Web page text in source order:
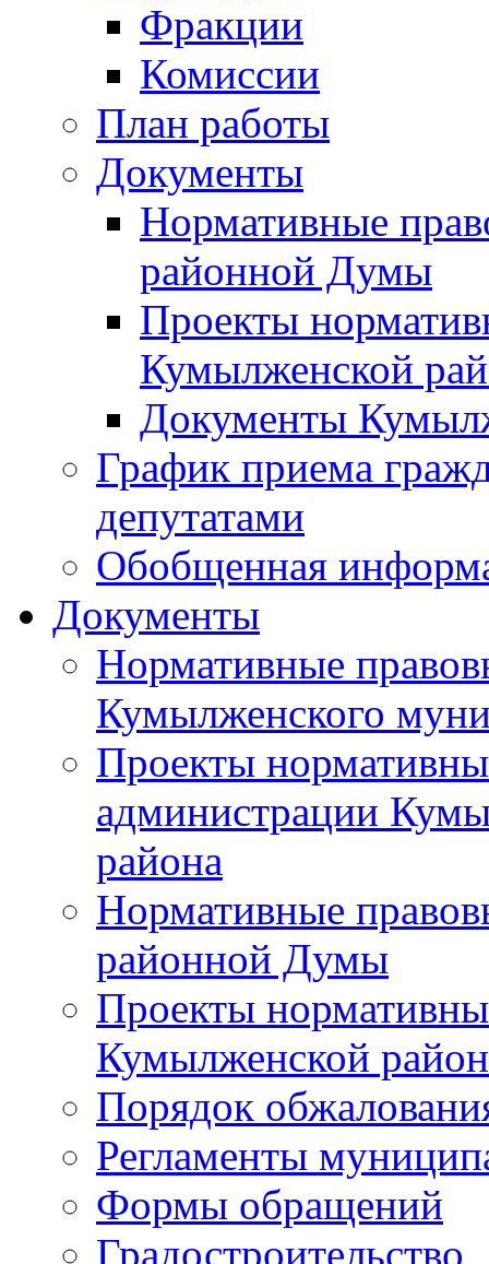
Фракции
Комиссии
План работы
Документы
Нормативные
районной Думы
Проекты
Кумылженской
Документы
График приема
депутатами
Обобщенная
Документы
Нормативные
Кумылженского
Проекты
администрации
района
Нормативные
районной Думы
Проекты
Кумылженской
Порядок
Регламенты
Формы обращений
Градостроительство